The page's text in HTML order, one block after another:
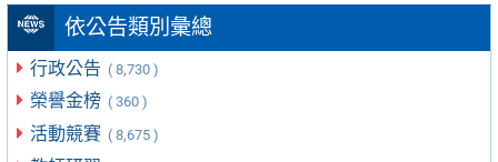
依公告類別彙總
行政公告 ( 8,730 )
榮譽金榜 ( 360 )
活動競賽 ( 8,675 )